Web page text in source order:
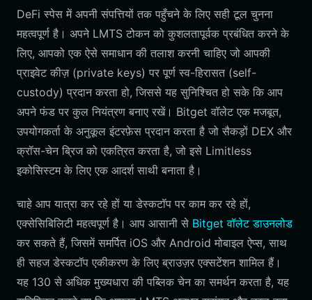
DeFi स्पेस में अपनी संपत्तियों तक पहुँचने के लिए सही टूल चुनना
महत्वपूर्ण है। अपने LMTS टोकन को कुशलतापूर्वक प्रबंधित करने के
लिए, आपको एक ऐसे समाधान की तलाश करनी चाहिए जो आपकी
प्राइवेट कीज़ (private keys) पर पूर्ण स्व-हिरासत (self-
custody) प्रदान करता हो, जिससे यह सुनिश्चित हो सके कि आप
अपने फंड पर कुल नियंत्रण बनाए रखें। Bitget वॉलेट एक मजबूत,
उपयोगकर्ता के अनुकूल इंटरफ़ेस प्रदान करता है जो सैकड़ों DEX और
क्रॉस-चेन ब्रिज को एकत्रित करता है, जो इसे Limitless
इकोसिस्टम के लिए एक आदर्श साथी बनाता है।
चाहे आप यात्रा कर रहे हों या डेस्कटॉप पर काम कर रहे हों,
एक्सेसिबिलिटी महत्वपूर्ण है। आप आसानी से Bitget वॉलेट डाउनलोड
कर सकते हैं, जिसमें समर्पित iOS और Android मोबाइल ऐप्स, साथ
ही सहज डेस्कटॉप एकीकरण के लिए ब्राउज़र एक्सटेंशन शामिल हैं।
यह 130 से अधिक मुख्यधारा की पब्लिक चेन का समर्थन करता है, यह